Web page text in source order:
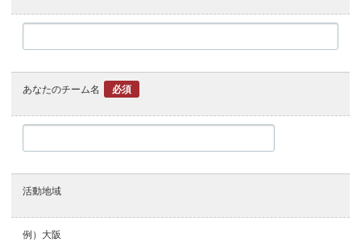
あなたのチーム名 必須
活動地域
例）大阪